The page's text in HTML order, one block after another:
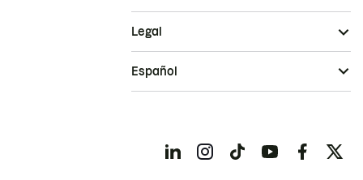
Legal
Español